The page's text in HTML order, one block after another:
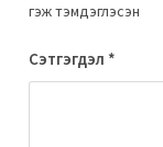
гэж тэмдэглэсэн
Сэтгэгдэл *